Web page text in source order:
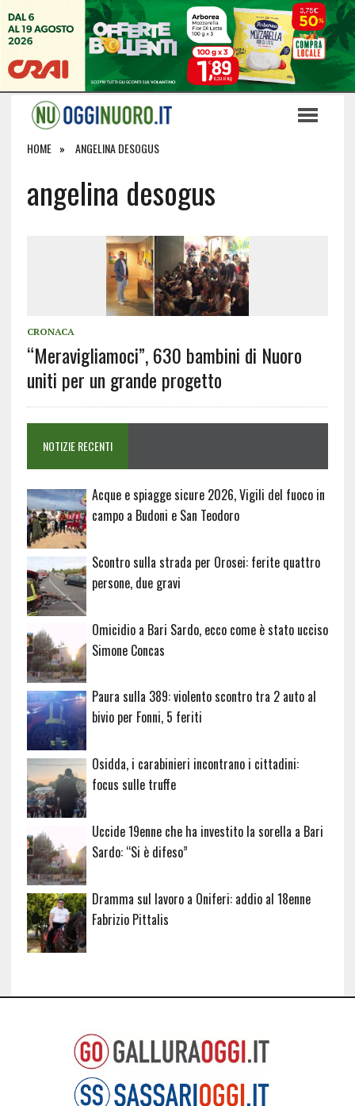
HOME ANGELINA DESOGUS
angelina desogus
CRONACA
“Meravigliamoci”, 630 bambini di Nuoro
uniti per un grande progetto
NOTIZIE RECENTI
Acque e spiagge sicure 2026, Vigili del fuoco in
campo a Budoni e San Teodoro
Scontro sulla strada per Orosei: ferite quattro
persone, due gravi
Omicidio a Bari Sardo, ecco come è stato ucciso
Simone Concas
Paura sulla 389: violento scontro tra 2 auto al
bivio per Fonni, 5 feriti
Osidda, i carabinieri incontrano i cittadini:
focus sulle truffe
Uccide 19enne che ha investito la sorella a Bari
Sardo: “Si è difeso”
Dramma sul lavoro a Oniferi: addio al 18enne
Fabrizio Pittalis